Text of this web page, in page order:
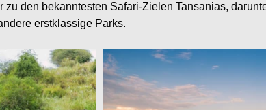
den bekanntesten Safari-Zielen Tansanias,
erstklassige Parks.